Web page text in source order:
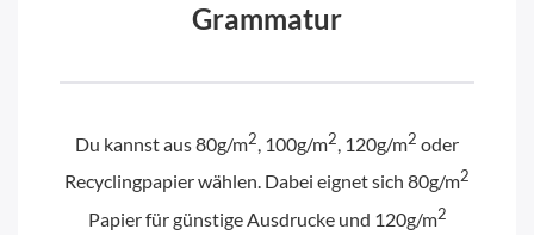
Grammatur
Du kannst aus 80g/m2, 100g/m2, 120g/m2 oder
Recyclingpapier wählen. Dabei eignet sich 80g/m2
Papier für günstige Ausdrucke und 120g/m2